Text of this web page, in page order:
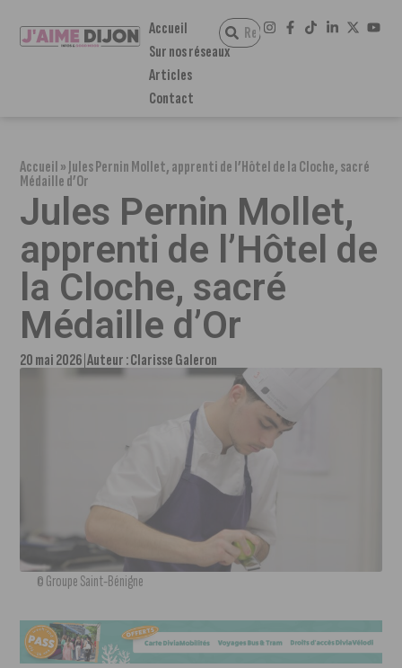
Accueil
Sur nos réseaux
Articles
Contact
Accueil»Jules Pernin Mollet, apprenti de l’Hôtel de la Cloche, sacré
Médaille d’Or
Jules Pernin Mollet,
apprenti de l’Hôtel de
la Cloche, sacré
Médaille d’Or
20 mai 2026 Auteur :Clarisse Galeron
© Groupe Saint-Bénigne